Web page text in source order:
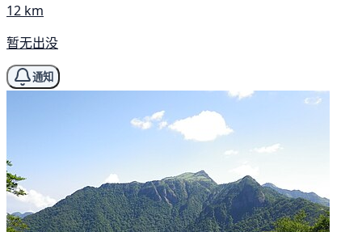
12 km
暂无出没
通知